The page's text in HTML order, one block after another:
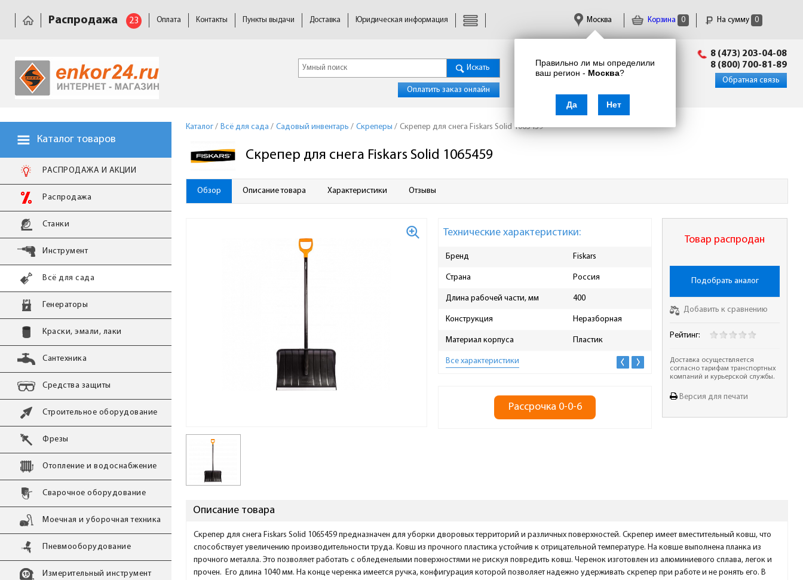
Корзина 0 На сумму 0
Правильно ли мы определили
ваш регион - Москва?
Да Нет
Москва
Распродажа 23 Оплата Контакты Пункты выдачи Доставка Юридическая информация
Искать
Оплатить заказ онлайн
info@enkor24.ru
8 (473) 203-04-08
8 (800) 700-81-89
Обратная связь
Каталог товаров
РАСПРОДАЖА И АКЦИИ
Распродажа
Станки
Инструмент
Всё для сада
Генераторы
Краски, эмали, лаки
Сантехника
Средства защиты
Строительное оборудование
Фрезы
Отопление и водоснабжение
Сварочное оборудование
Моечная и уборочная техника
Пневмооборудование
Измерительный инструмент
Каталог / Всё для сада / Садовый инвентарь / Скреперы / Скрепер для снега Fiskars Solid 1065459
Скрепер для снега Fiskars Solid 1065459
Обзор Описание товара Характеристики Отзывы
Технические характеристики:
Бренд Fiskars
Страна Россия
Длина рабочей части, мм 400
Конструкция Неразборная
Материал корпуса Пластик
Ручка на черенке
Металлическая кромка
Длина упаковки, мм
Все характеристики
Рассрочка 0-0-6
Товар распродан
Подобрать аналог
Добавить к сравнению
Рейтинг:
Доставка осуществляется
согласно тарифам транспортных
компаний и курьерской службы.
Версия для печати
Описание товара
Скрепер для снега Fiskars Solid 1065459 предназначен для уборки дворовых территорий и различных поверхностей. Скрепер имеет вместительный ковш, что
способствует увеличению производительности труда. Ковш из прочного пластика устойчив к отрицательной температуре. На ковше выполнена планка из
прочного металла. Это позволяет работать с обледенелыми поверхностями не рискуя повредить ковш. Черенок изготовлен из алюминиевого сплава, легок и
прочен. Его длина 1040 мм. На конце черенка имеется ручка, конфигурация которой позволяет надежно удерживать скрепер при работе и не ронять его. В